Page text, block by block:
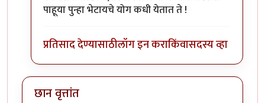
पाहूया पुन्हा भेटायचे योग कधी येतात ते !
प्रतिसाद देण्यासाठीलॉग इन कराकिंवासदस्य व्हा
छान वृत्तांत